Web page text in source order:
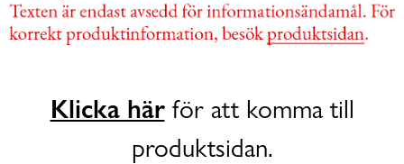
Klicka härför att komma till
produktsidan.